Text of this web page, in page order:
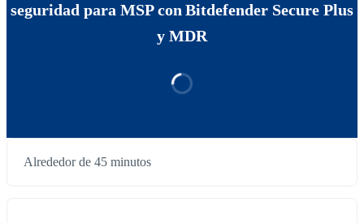
seguridad para MSP con Bitdefender Secure Plus
y MDR
Alrededor de 45 minutos